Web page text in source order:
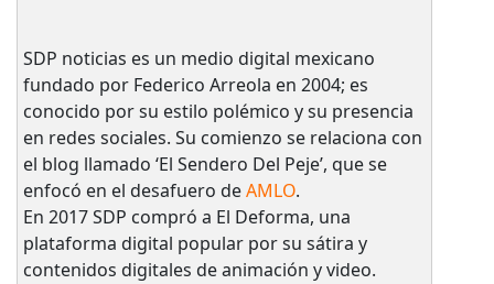
SDP noticias es un medio digital mexicano
fundado por Federico Arreola en 2004; es
conocido por su estilo polémico y su presencia
en redes sociales. Su comienzo se relaciona con
el blog llamado ‘El Sendero Del Peje’, que se
enfocó en el desafuero deAMLO.
En 2017 SDP compró a El Deforma, una
plataforma digital popular por su sátira y
contenidos digitales de animación y video.